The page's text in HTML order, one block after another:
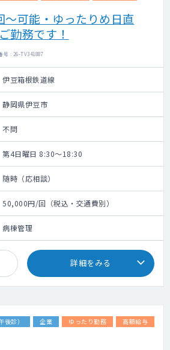
～可能・ゆったりめ日直
勤務です！
号 : 26-TV341887
伊豆箱根鉄道線
静岡県伊豆市
不問
第4日曜日 8:30～18:30
随時（応相談）
50,000円/回（税込・交通費別）
病棟管理
詳細をみる
後診） 企業 ゆったり勤務
高額給与